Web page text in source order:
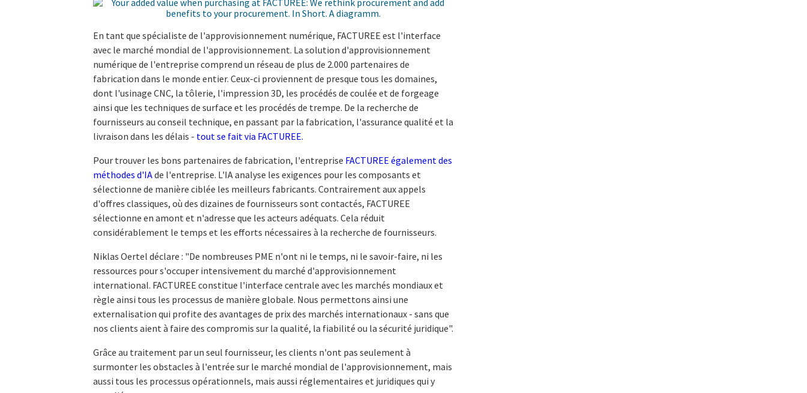
En tant que spécialiste de l'approvisionnement numérique, FACTUREE est l'interface
avec le marché mondial de l'approvisionnement. La solution d'approvisionnement
numérique de l'entreprise comprend un réseau de plus de 2.000 partenaires de
fabrication dans le monde entier. Ceux-ci proviennent de presque tous les domaines,
dont l'usinage CNC, la tôlerie, l'impression 3D, les procédés de coulée et de forgeage
ainsi que les techniques de surface et les procédés de trempe. De la recherche de
fournisseurs au conseil technique, en passant par la fabrication, l'assurance qualité et la
livraison dans les délais - tout se fait via FACTUREE.
Pour trouver les bons partenaires de fabrication, l'entreprise FACTUREE également des
méthodes d'IAde l'entreprise. L'IA analyse les exigences pour les composants et
sélectionne de manière ciblée les meilleurs fabricants. Contrairement aux appels
d'offres classiques, où des dizaines de fournisseurs sont contactés, FACTUREE
sélectionne en amont et n'adresse que les acteurs adéquats. Cela réduit
considérablement le temps et les efforts nécessaires à la recherche de fournisseurs.
Niklas Oertel déclare : "De nombreuses PME n'ont ni le temps, ni le savoir-faire, ni les
ressources pour s'occuper intensivement du marché d'approvisionnement
international. FACTUREE constitue l'interface centrale avec les marchés mondiaux et
règle ainsi tous les processus de manière globale. Nous permettons ainsi une
externalisation qui profite des avantages de prix des marchés internationaux - sans que
nos clients aient à faire des compromis sur la qualité, la fiabilité ou la sécurité juridique".
Grâce au traitement par un seul fournisseur, les clients n'ont pas seulement à
surmonter les obstacles à l'entrée sur le marché mondial de l'approvisionnement, mais
aussi tous les processus opérationnels, mais aussi réglementaires et juridiques qui y